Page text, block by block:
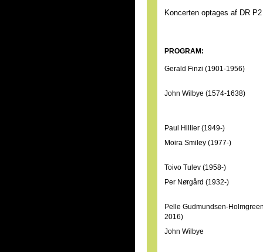
Koncerten optages af DR P2
PROGRAM:
Gerald Finzi (1901-1956)
John Wilbye (1574-1638)
Paul Hillier (1949-)
Moira Smiley (1977-)
Toivo Tulev (1958-)
Per Nørgård (1932-)
Pelle Gudmundsen-
2016)
John Wilbye